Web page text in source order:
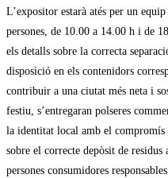
L’expositor estarà atés per un
persones, de 10.00 a 14.00 h i de
els detalls sobre la correcta
disposició en els contenidors
contribuir a una ciutat més neta i
festiu, s’entregaran polseres
la identitat local amb el
sobre el correcte depòsit de
persones consumidores